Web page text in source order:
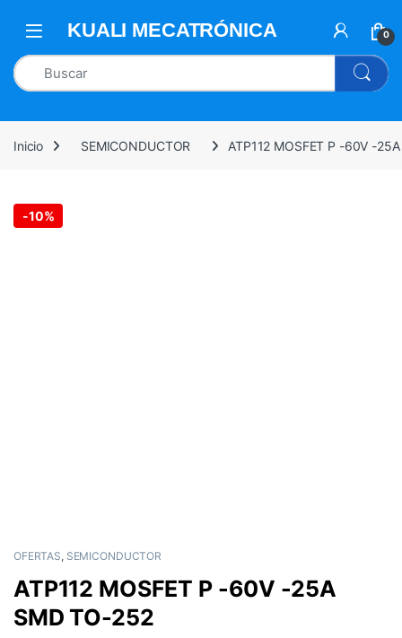
0
Inicio SEMICONDUCTOR ATP112 MOSFET P -60V -
-10%
OFERTAS, SEMICONDUCTOR
ATP112 MOSFET P -60V -25A
SMD TO-252